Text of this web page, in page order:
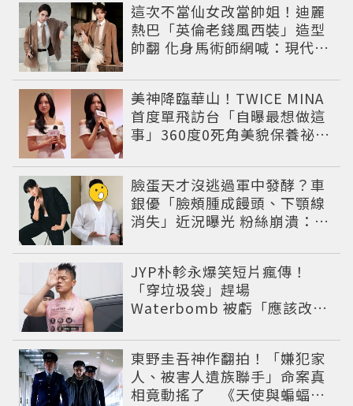
這次不當仙女改當帥姐！迪麗
熱巴「英倫老錢風西裝」造型
帥翻 化身馬術師網喊：現代版
美神降臨華山！TWICE MINA
首度單飛訪台「自曝最想做這
事」360度0死角美貌保養祕訣
臉蛋天才沒逃過軍中發酵？車
銀優「臉頰腫成饅頭、下顎線
消失」近況曝光 粉絲崩潰：空
JYP朴軫永爆笑短片瘋傳！
「穿垃圾袋」趕場
Waterbomb 被虧「應該改名
東野圭吾神作翻拍！「嫌犯家
人、被害人遺族聯手」命案真
相竟動搖了 《天使與蝙蝠》